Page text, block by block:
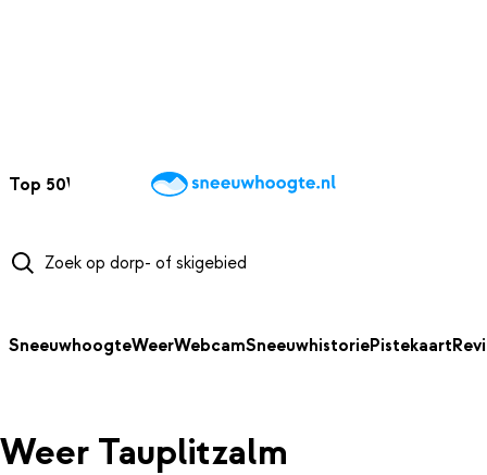
Top 50Webcams WintersportweerKaarten
SneeuwhoogteWeerWebcamSneeuwhistoriePistekaart
Weer Tauplitzalm